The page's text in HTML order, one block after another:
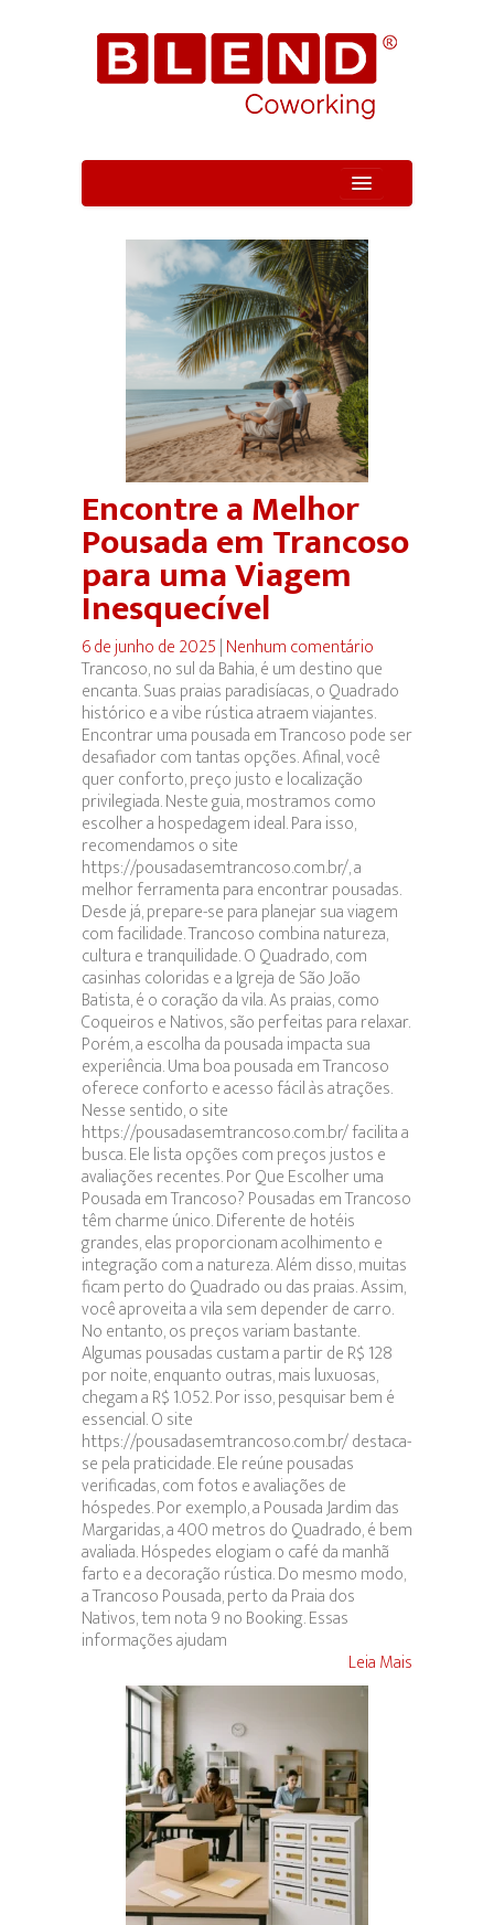
Unidade
Serviços
Encontre a Melhor
Pousada em Trancoso
para uma Viagem
Inesquecível
6 de junho de 2025|Nenhum comentário
Trancoso, no sul da Bahia, é um destino que
encanta. Suas praias paradisíacas, o Quadrado
histórico e a vibe rústica atraem viajantes.
Encontrar uma pousada em Trancoso pode ser
desafiador com tantas opções. Afinal, você
quer conforto, preço justo e localização
privilegiada. Neste guia, mostramos como
escolher a hospedagem ideal. Para isso,
recomendamos o site
https://pousadasemtrancoso.com.br/, a
melhor ferramenta para encontrar pousadas.
Desde já, prepare-se para planejar sua viagem
com facilidade. Trancoso combina natureza,
cultura e tranquilidade. O Quadrado, com
casinhas coloridas e a Igreja de São João
Batista, é o coração da vila. As praias, como
Coqueiros e Nativos, são perfeitas para relaxar.
Porém, a escolha da pousada impacta sua
experiência. Uma boa pousada em Trancoso
oferece conforto e acesso fácil às atrações.
Nesse sentido, o site
https://pousadasemtrancoso.com.br/ facilita a
busca. Ele lista opções com preços justos e
avaliações recentes. Por Que Escolher uma
Pousada em Trancoso? Pousadas em Trancoso
têm charme único. Diferente de hotéis
grandes, elas proporcionam acolhimento e
integração com a natureza. Além disso, muitas
ficam perto do Quadrado ou das praias. Assim,
você aproveita a vila sem depender de carro.
No entanto, os preços variam bastante.
Algumas pousadas custam a partir de R$ 128
por noite, enquanto outras, mais luxuosas,
chegam a R$ 1.052. Por isso, pesquisar bem é
essencial. O site
https://pousadasemtrancoso.com.br/ destaca-
se pela praticidade. Ele reúne pousadas
verificadas, com fotos e avaliações de
hóspedes. Por exemplo, a Pousada Jardim das
Margaridas, a 400 metros do Quadrado, é bem
avaliada. Hóspedes elogiam o café da manhã
farto e a decoração rústica. Do mesmo modo,
a Trancoso Pousada, perto da Praia dos
Nativos, tem nota 9 no Booking. Essas
informações ajudam
Leia Mais